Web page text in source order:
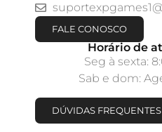
FALE CONOSCO
Horário de
Seg à sexta:
Sab e dom:
DÚVIDAS FREQUENTES